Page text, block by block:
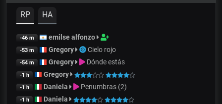
RP HA
-46 m emilse alfonzo
-53 m Gregory Cielo rojo
-54 m Gregory Dónde estás
-1 h Gregory
-1 h Daniela Penumbras (2)
-1 h Daniela